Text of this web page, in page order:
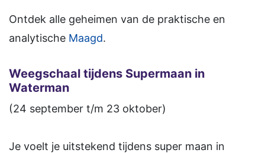
Ontdek alle geheimen van de praktische en
analytische Maagd.
Weegschaal tijdens Supermaan in
Waterman
(24 september t/m 23 oktober)
Je voelt je uitstekend tijdens super maan in